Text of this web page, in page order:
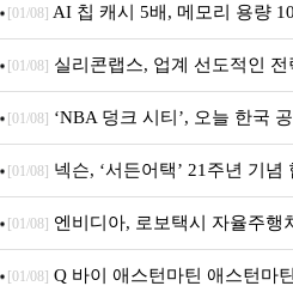
우스 세트 'KM580' 출시
[01/08] AI 칩 캐시 5배, 메모리 용량
표
[01/08] 실리콘랩스, 업계 선도적인
춘 초저전력 블루투스 LE SoC
[01/08] ‘NBA 덩크 시티’, 오늘 한국
[01/08] 넥슨, ‘서든어택’ 21주년 기념
이트
[01/08] 엔비디아, 로보택시 자율주행
‘알파마요 2 슈퍼’ 상업적 이용 가능
[01/08] Q 바이 애스턴마틴 애스턴마